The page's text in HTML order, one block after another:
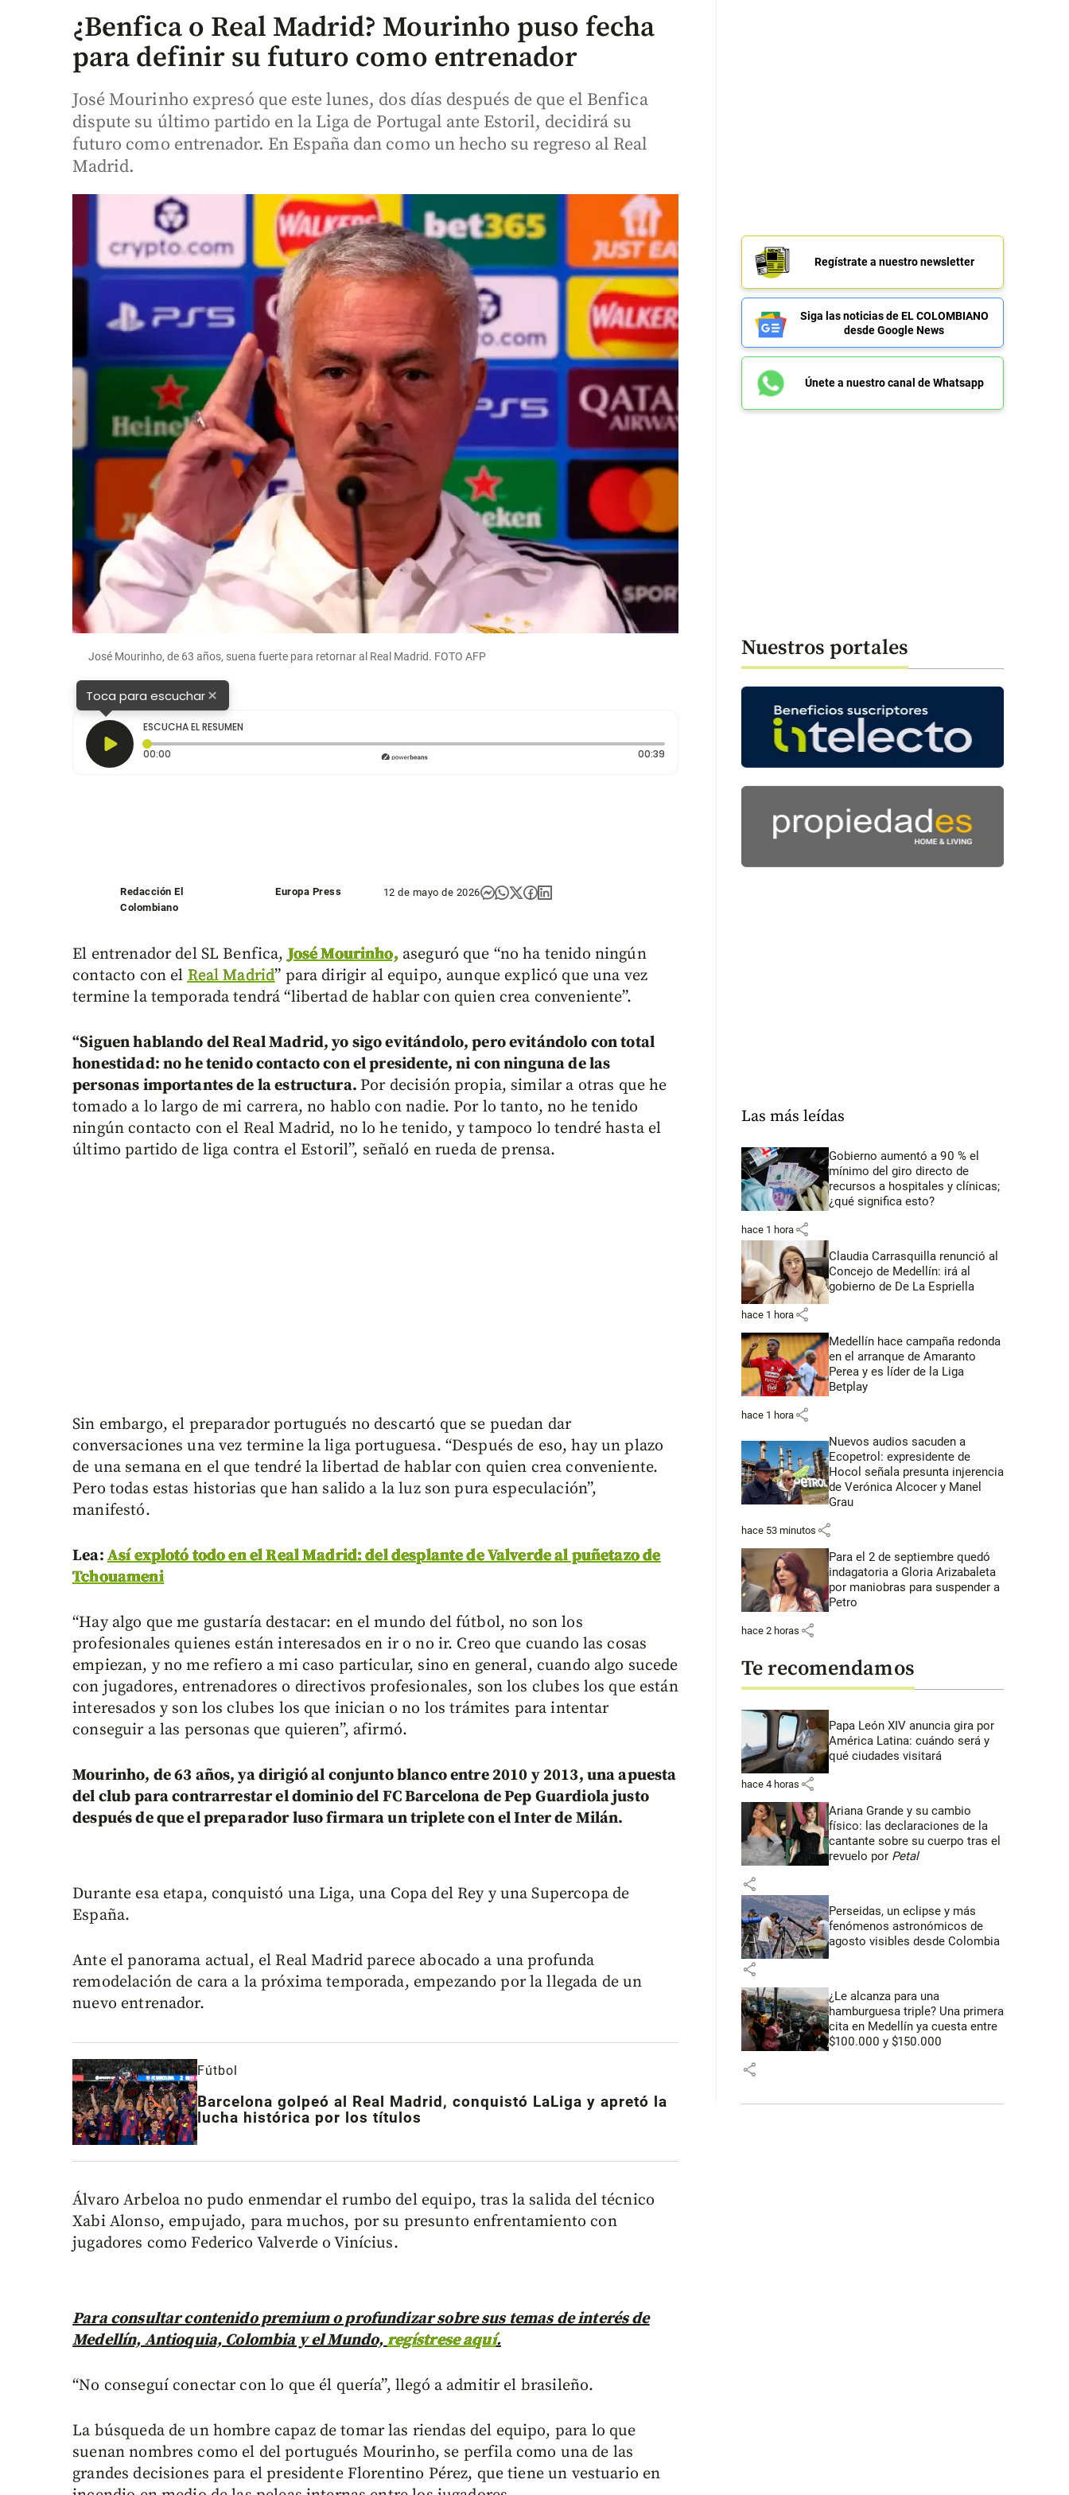
¿Benfica o Real Madrid? Mourinho puso fecha
para definir su futuro como entrenador
José Mourinho expresó que este lunes, dos días después de que el Benfica
dispute su último partido en la Liga de Portugal ante Estoril, decidirá su
futuro como entrenador. En España dan como un hecho su regreso al Real
Madrid.
José Mourinho, de 63 años, suena fuerte para retornar al Real Madrid. FOTO AFP
Toca para escuchar×
ESCUCHA EL RESUMEN
00:00
00:39Duración: 39 segundos
Redacción El
Colombiano
Europa Press 12 de mayo de 2026
El entrenador del SL Benfica,José Mourinho, aseguró que “no ha tenido ningún
contacto con elReal Madrid” para dirigir al equipo, aunque explicó que una vez
termine la temporada tendrá “libertad de hablar con quien crea conveniente”.
“Siguen hablando del Real Madrid, yo sigo evitándolo, pero evitándolo con total
honestidad: no he tenido contacto con el presidente, ni con ninguna de las
personas importantes de la estructura.Por decisión propia, similar a otras que he
tomado a lo largo de mi carrera, no hablo con nadie. Por lo tanto, no he tenido
ningún contacto con el Real Madrid, no lo he tenido, y tampoco lo tendré hasta el
último partido de liga contra el Estoril”, señaló en rueda de prensa.
Sin embargo, el preparador portugués no descartó que se puedan dar
conversaciones una vez termine la liga portuguesa. “Después de eso, hay un plazo
de una semana en el que tendré la libertad de hablar con quien crea conveniente.
Pero todas estas historias que han salido a la luz son pura especulación”,
manifestó.
Lea:Así explotó todo en el Real Madrid: del desplante de Valverde al puñetazo de
Tchouameni
“Hay algo que me gustaría destacar: en el mundo del fútbol, no son los
profesionales quienes están interesados en ir o no ir. Creo que cuando las cosas
empiezan, y no me refiero a mi caso particular, sino en general, cuando algo sucede
con jugadores, entrenadores o directivos profesionales, son los clubes los que están
interesados y son los clubes los que inician o no los trámites para intentar
conseguir a las personas que quieren”, afirmó.
Mourinho, de 63 años, ya dirigió al conjunto blanco entre 2010 y 2013, una apuesta
del club para contrarrestar el dominio del FC Barcelona de Pep Guardiola justo
después de que el preparador luso firmara un triplete con el Inter de Milán.
Durante esa etapa, conquistó una Liga, una Copa del Rey y una Supercopa de
España.
Ante el panorama actual, el Real Madrid parece abocado a una profunda
remodelación de cara a la próxima temporada, empezando por la llegada de un
nuevo entrenador.
Fútbol
Barcelona golpeó al Real Madrid, conquistó LaLiga y apretó la
lucha histórica por los títulos
Álvaro Arbeloa no pudo enmendar el rumbo del equipo, tras la salida del técnico
Xabi Alonso, empujado, para muchos, por su presunto enfrentamiento con
jugadores como Federico Valverde o Vinícius.
Para consultar contenido premium o profundizar sobre sus temas de interés de
Medellín, Antioquia, Colombia y el Mundo,regístrese aquí.
“No conseguí conectar con lo que él quería”, llegó a admitir el brasileño.
La búsqueda de un hombre capaz de tomar las riendas del equipo, para lo que
suenan nombres como el del portugués Mourinho, se perfila como una de las
grandes decisiones para el presidente Florentino Pérez, que tiene un vestuario en
Regístrate a nuestro newsletter
Siga las noticias de EL COLOMBIANO
desde Google News
Únete a nuestro canal de Whatsapp
Nuestros portales
Las más leídas
Gobierno aumentó a 90 % el
mínimo del giro directo de
recursos a hospitales y clínicas;
¿qué significa esto?
hace 1 hora share
Claudia Carrasquilla renunció al
Concejo de Medellín: irá al
gobierno de De La Espriella
hace 1 hora share
Medellín hace campaña redonda
en el arranque de Amaranto
Perea y es líder de la Liga
Betplay
hace 1 hora share
Nuevos audios sacuden a
Ecopetrol: expresidente de
Hocol señala presunta injerencia
de Verónica Alcocer y Manel
Grau
hace 53 minutos share
Para el 2 de septiembre quedó
indagatoria a Gloria Arizabaleta
por maniobras para suspender a
Petro
hace 2 horas share
Te recomendamos
Papa León XIV anuncia gira por
América Latina: cuándo será y
qué ciudades visitará
hace 4 horas share
Ariana Grande y su cambio
físico: las declaraciones de la
cantante sobre su cuerpo tras el
revuelo por Petal
share
Perseidas, un eclipse y más
fenómenos astronómicos de
agosto visibles desde Colombia
share
¿Le alcanza para una
hamburguesa triple? Una primera
cita en Medellín ya cuesta entre
$100.000 y $150.000
share